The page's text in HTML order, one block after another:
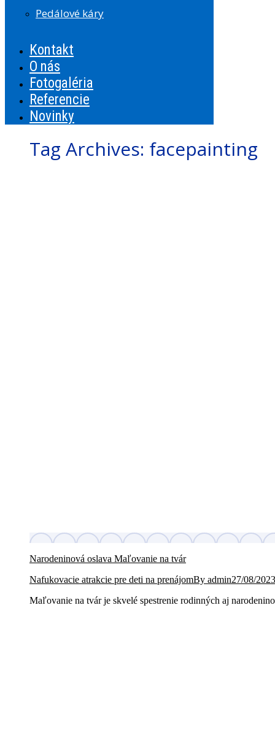
Pedálové káry
Kontakt
O nás
Fotogaléria
Referencie
Novinky
Tag Archives: facepainting
Narodeninová oslava Maľovanie na tvár
Nafukovacie atrakcie pre deti na prenájomBy admin27/08/2023
Maľovanie na tvár je skvelé spestrenie rodinných aj